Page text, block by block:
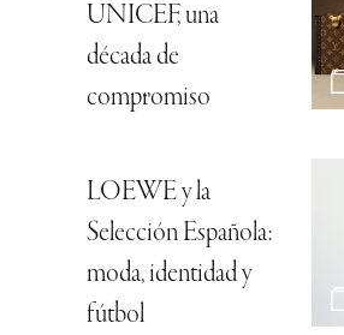
UNICEF, una
década de
compromiso
LOEWE y la
Selección Española:
moda, identidad y
fútbol